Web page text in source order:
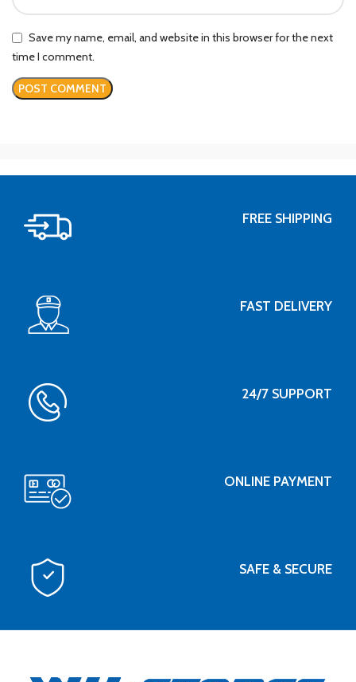
Save my name, email, and website in this browser for the next
time I comment.
FREE SHIPPING
FAST DELIVERY
24/7 SUPPORT
ONLINE PAYMENT
SAFE & SECURE